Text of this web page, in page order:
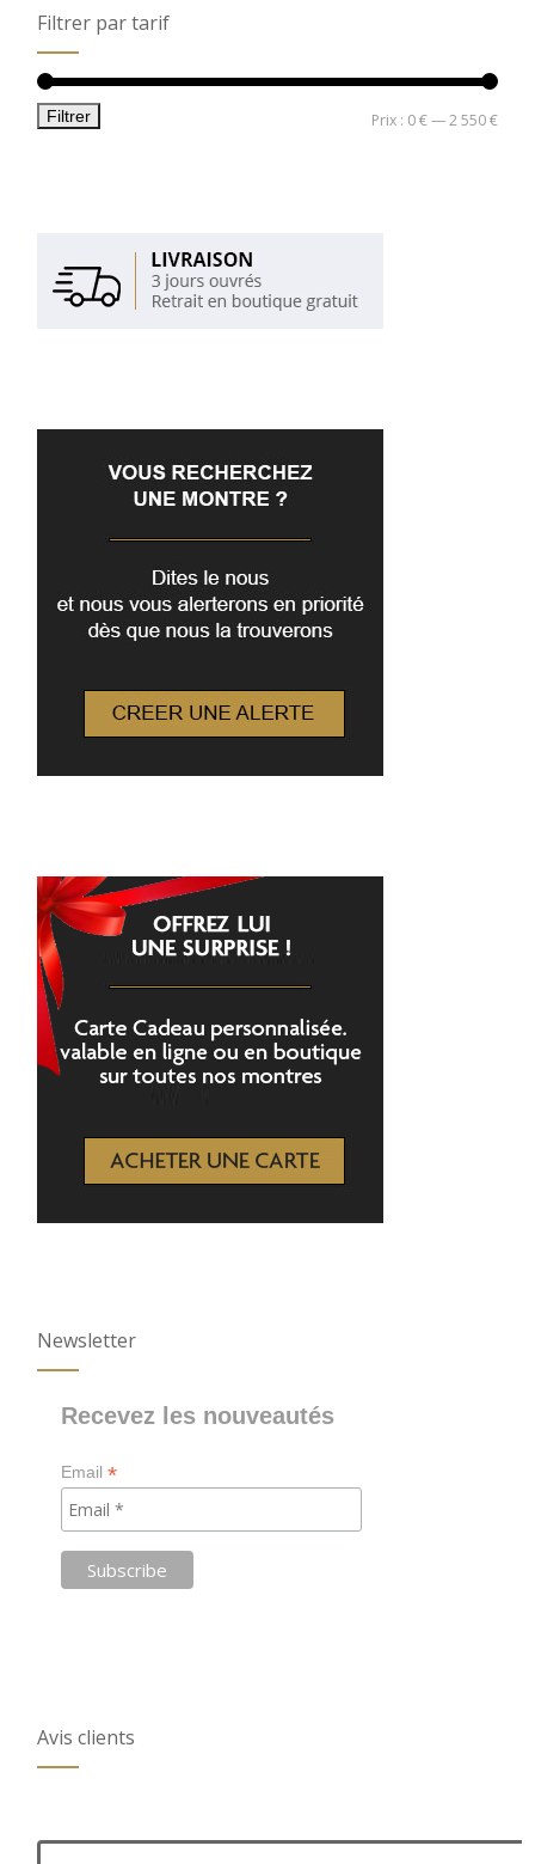
Filtrer par tarif
Prix
Prix
Filtrer Prix : 0 €—2 550 €
Newsletter
Recevez les nouveautés
Email*
Avis clients